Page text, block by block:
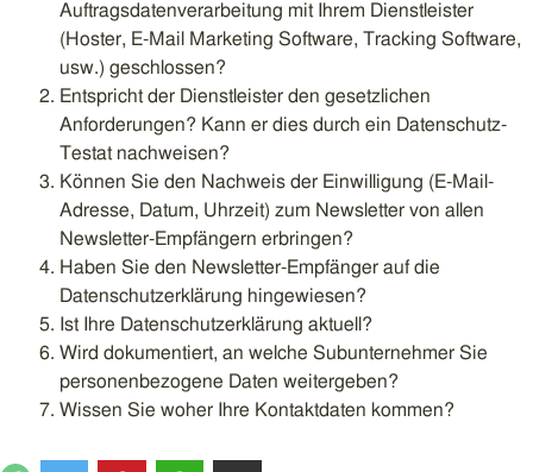
Auftragsdatenverarbeitung mit Ihrem Dienstleister
(Hoster, E-Mail Marketing Software, Tracking Software,
usw.) geschlossen?
Entspricht der Dienstleister den gesetzlichen
Anforderungen? Kann er dies durch ein Datenschutz-
Testat nachweisen?
Können Sie den Nachweis der Einwilligung (E-Mail-
Adresse, Datum, Uhrzeit) zum Newsletter von allen
Newsletter-Empfängern erbringen?
Haben Sie den Newsletter-Empfänger auf die
Datenschutzerklärung hingewiesen?
Ist Ihre Datenschutzerklärung aktuell?
Wird dokumentiert, an welche Subunternehmer Sie
personenbezogene Daten weitergeben?
Wissen Sie woher Ihre Kontaktdaten kommen?